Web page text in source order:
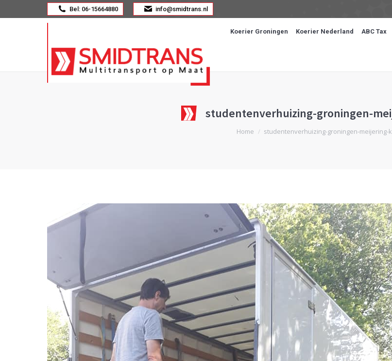
Bel: 06-15664880 info@smidtrans.nl
Koerier Groningen Koerier Nederland ABC Tax
studentenverhuizing-groningen-
Je bent hier:
Home studentenverhuizing-groningen-meijering-